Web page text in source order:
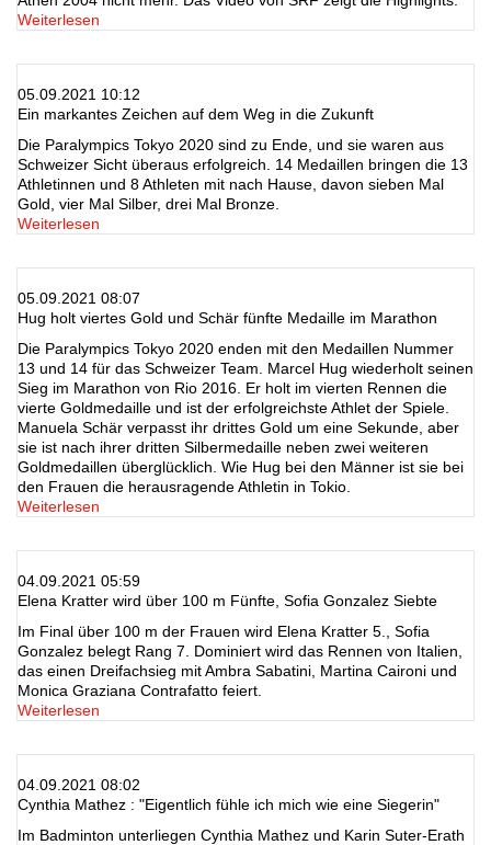
Weiterlesen
05.09.2021 10:12
Ein markantes Zeichen auf dem Weg in die Zukunft
Die Paralympics Tokyo 2020 sind zu Ende, und sie waren aus
Schweizer Sicht überaus erfolgreich. 14 Medaillen bringen die 13
Athletinnen und 8 Athleten mit nach Hause, davon sieben Mal
Gold, vier Mal Silber, drei Mal Bronze.
Weiterlesen
05.09.2021 08:07
Hug holt viertes Gold und Schär fünfte Medaille im Marathon
Die Paralympics Tokyo 2020 enden mit den Medaillen Nummer
13 und 14 für das Schweizer Team. Marcel Hug wiederholt seinen
Sieg im Marathon von Rio 2016. Er holt im vierten Rennen die
vierte Goldmedaille und ist der erfolgreichste Athlet der Spiele.
Manuela Schär verpasst ihr drittes Gold um eine Sekunde, aber
sie ist nach ihrer dritten Silbermedaille neben zwei weiteren
Goldmedaillen überglücklich. Wie Hug bei den Männer ist sie bei
den Frauen die herausragende Athletin in Tokio.
Weiterlesen
04.09.2021 05:59
Elena Kratter wird über 100 m Fünfte, Sofia Gonzalez Siebte
Im Final über 100 m der Frauen wird Elena Kratter 5., Sofia
Gonzalez belegt Rang 7. Dominiert wird das Rennen von Italien,
das einen Dreifachsieg mit Ambra Sabatini, Martina Caironi und
Monica Graziana Contrafatto feiert.
Weiterlesen
04.09.2021 08:02
Cynthia Mathez : "Eigentlich fühle ich mich wie eine Siegerin"
Im Badminton unterliegen Cynthia Mathez und Karin Suter-Erath